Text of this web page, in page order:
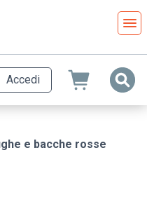
Accedi
e bacche rosse